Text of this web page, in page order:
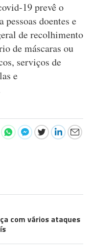
19 prevê o
doentes e
de recolhimento
de máscaras ou
serviços de
e
com vários ataques